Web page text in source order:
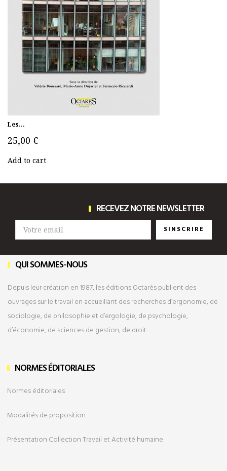
Les...
25,00 €
Add to cart
RECEVEZ NOTRE NEWSLETTER
SINSCRIRE
QUI SOMMES-NOUS
Depuis leur création en 1987, les éditions Octarès publient des
ouvrages sur le travail en accueillant des recherches d’ergonomie, de
sociologie, de philosophie et d’ergologie, de psychologie,
d’économie, de sciences de gestion, de droit…
NORMES ÉDITORIALES
Normes éditoriales
Modalités de proposition
Présentation Collection Travail et Activité humaine